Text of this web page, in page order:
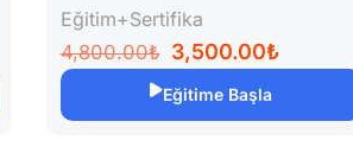
Eğitim+Sertifika
4,800.00₺ 3,500.00₺
Eğitime Başla